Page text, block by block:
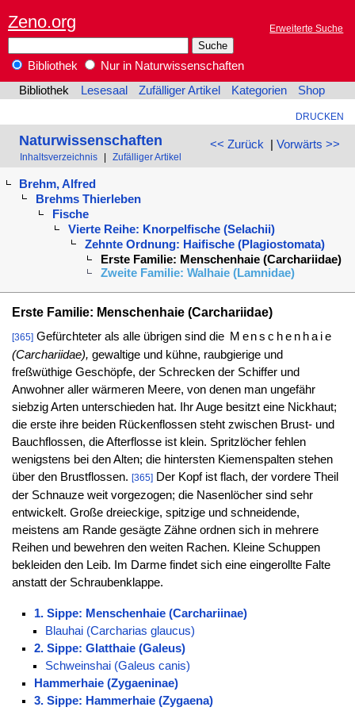
Zeno.org Erweiterte Suche
Bibliothek
Nur in Naturwissenschaften
Bibliothek
Lesesaal Zufälliger Artikel Kategorien Shop
DRUCKEN
<< Zurück | Vorwärts >>
Naturwissenschaften
Inhaltsverzeichnis Zufälliger Artikel
Brehm, Alfred
Brehms Thierleben
Fische
Vierte Reihe: Knorpelfische (Selachii)
Zehnte Ordnung: Haifische (Plagiostomata)
Erste Familie: Menschenhaie (Carchariidae)
Zweite Familie: Walhaie (Lamnidae)
Erste Familie: Menschenhaie (Carchariidae)
[365]Gefürchteter als alle übrigen sind dieMenschenhaie
(Carchariidae), gewaltige und kühne, raubgierige und
freßwüthige Geschöpfe, der Schrecken der Schiffer und
Anwohner aller wärmeren Meere, von denen man ungefähr
siebzig Arten unterschieden hat. Ihr Auge besitzt eine Nickhaut;
die erste ihre beiden Rückenflossen steht zwischen Brust- und
Bauchflossen, die Afterflosse ist klein. Spritzlöcher fehlen
wenigstens bei den Alten; die hintersten Kiemenspalten stehen
über den Brustflossen. [365]Der Kopf ist flach, der vordere Theil
der Schnauze weit vorgezogen; die Nasenlöcher sind sehr
entwickelt. Große dreieckige, spitzige und schneidende,
meistens am Rande gesägte Zähne ordnen sich in mehrere
Reihen und bewehren den weiten Rachen. Kleine Schuppen
bekleiden den Leib. Im Darme findet sich eine eingerollte Falte
anstatt der Schraubenklappe.
1. Sippe: Menschenhaie (Carchariinae)
Blauhai (Carcharias glaucus)
2. Sippe: Glatthaie (Galeus)
Schweinshai (Galeus canis)
Hammerhaie (Zygaeninae)
3. Sippe: Hammerhaie (Zygaena)